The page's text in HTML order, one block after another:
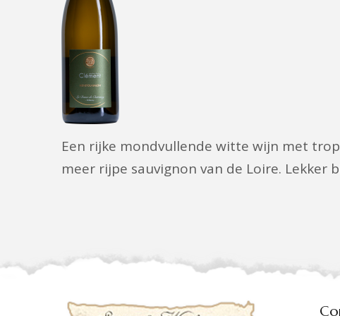
Een rijke mondvullende witte wijn met
meer rijpe sauvignon van de Loire. Lekker